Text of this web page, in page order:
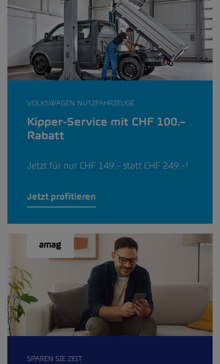
VOLKSWAGEN NUTZFAHRZEUGE
Kipper-Service mit CHF 100.–
Rabatt
Jetzt für nur CHF 149.– statt CHF 249.–!
Jetzt profitieren
SPAREN SIE ZEIT